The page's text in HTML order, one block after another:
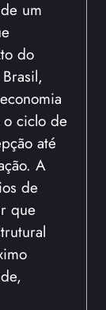
um
do
o ciclo de
até
A
de
que